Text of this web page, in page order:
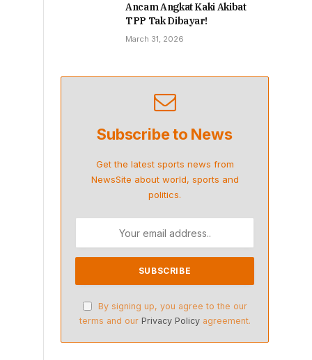
Ancam Angkat Kaki Akibat
TPP Tak Dibayar!
March 31, 2026
Subscribe to News
Get the latest sports news from
NewsSite about world, sports and
politics.
By signing up, you agree to the our
terms and our Privacy Policyagreement.